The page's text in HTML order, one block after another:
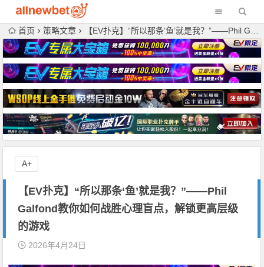
首页 策略文章 【EV扑克】“所以那条‘鱼’就是我？”——Phil Galfond教你如何战胜心理盲点，解锁更高层级的游戏
【EV扑克】“所以那条‘鱼’就是我？”——Phil
Galfond教你如何战胜心理盲点，解锁更高层级
的游戏
2026年4月24日
A+